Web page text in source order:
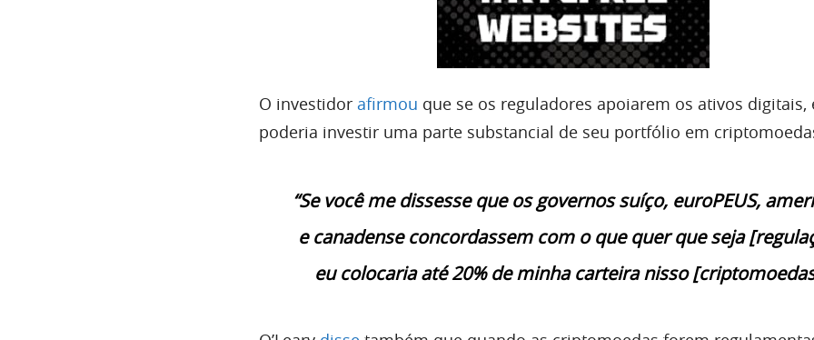
O investidor afirmou que se os reguladores apoiarem os ativos digitais,
poderia investir uma parte substancial de seu portfólio em
“Se você me dissesse que os governos suíço, euroPEUS,
e canadense concordassem com o que quer que seja
eu colocaria até 20% de minha carteira nisso